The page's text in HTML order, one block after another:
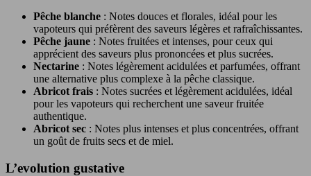
Pêche blanche : Notes douces et florales, idéal pour les
vapoteurs qui préfèrent des saveurs légères et rafraîchissantes.
Pêche jaune : Notes fruitées et intenses, pour ceux qui
apprécient des saveurs plus prononcées et plus sucrées.
Nectarine : Notes légèrement acidulées et parfumées, offrant
une alternative plus complexe à la pêche classique.
Abricot frais : Notes sucrées et légèrement acidulées, idéal
pour les vapoteurs qui recherchent une saveur fruitée
authentique.
Abricot sec : Notes plus intenses et plus concentrées, offrant
un goût de fruits secs et de miel.
L’evolution gustative